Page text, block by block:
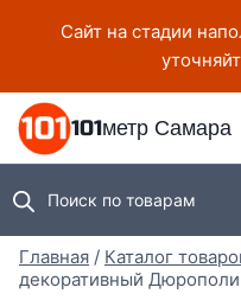
Сайт на стадии
101метр Самара
Поиск по товарам
Главная / Каталог
декоративный